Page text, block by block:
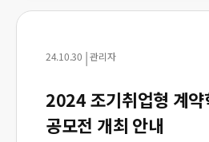
24.10.30 |관리자
2024 조기취업형 계약
공모전 개최 안내